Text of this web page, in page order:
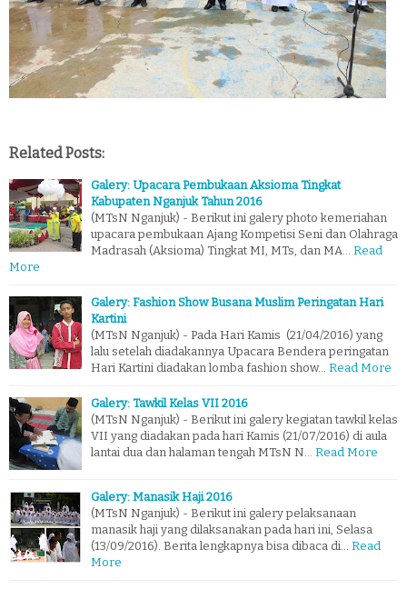
Related Posts:
Galery: Upacara Pembukaan Aksioma Tingkat
Kabupaten Nganjuk Tahun 2016
(MTsN Nganjuk) - Berikut ini galery photo kemeriahan
upacara pembukaan Ajang Kompetisi Seni dan Olahraga
Madrasah (Aksioma) Tingkat MI, MTs, dan MA…
Read
More
Galery: Fashion Show Busana Muslim Peringatan Hari
Kartini
(MTsN Nganjuk) - Pada Hari Kamis (21/04/2016) yang
lalu setelah diadakannya Upacara Bendera peringatan
Hari Kartini diadakan lomba fashion show…
Read More
Galery: Tawkil Kelas VII 2016
(MTsN Nganjuk) - Berikut ini galery kegiatan tawkil kelas
VII yang diadakan pada hari Kamis (21/07/2016) di aula
lantai dua dan halaman tengah MTsN N…
Read More
Galery: Manasik Haji 2016
(MTsN Nganjuk) - Berikut ini galery pelaksanaan
manasik haji yang dilaksanakan pada hari ini, Selasa
(13/09/2016). Berita lengkapnya bisa dibaca di…
Read
More